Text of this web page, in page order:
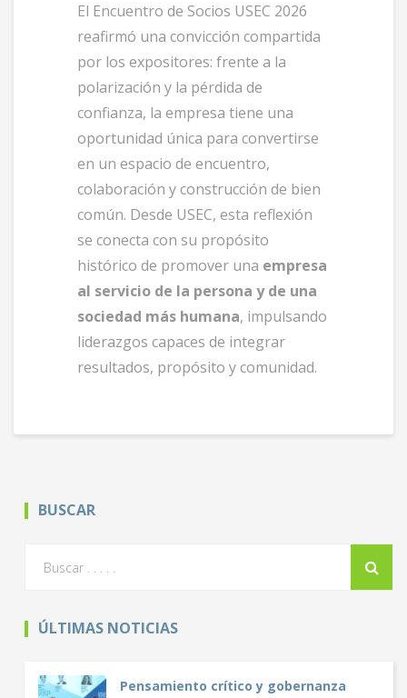
El Encuentro de Socios USEC 2026
reafirmó una convicción compartida
por los expositores: frente a la
polarización y la pérdida de
confianza, la empresa tiene una
oportunidad única para convertirse
en un espacio de encuentro,
colaboración y construcción de bien
común. Desde USEC, esta reflexión
se conecta con su propósito
histórico de promover una empresa
al servicio de la persona y de una
sociedad más humana, impulsando
liderazgos capaces de integrar
resultados, propósito y comunidad.
BUSCAR
ÚLTIMAS NOTICIAS
Pensamiento crítico y gobernanza